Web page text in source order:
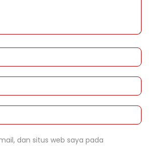
dan situs web saya pada